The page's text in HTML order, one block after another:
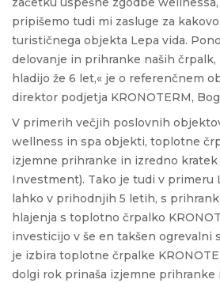
pripišemo tudi mi zasluge za
turističnega objekta Lepa vida.
delovanje in prihranke naših
hladijo že 6 let,« je o referenčnem
direktor podjetja KRONOTERM,
V primerih večjih poslovnih
wellness in spa objekti, toplotne
izjemne prihranke in izredno
Investment). Tako je tudi v primeru
lahko v prihodnjih 5 letih, s
hlajenja s toplotno črpalko
investicijo v še en takšen ogrevalni
je izbira toplotne črpalke
dolgi rok prinaša izjemne